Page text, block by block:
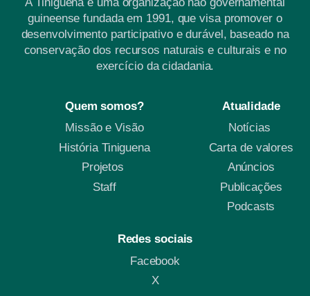
guineense fundada em 1991, que visa promover o
desenvolvimento participativo e durável, baseado na
conservação dos recursos naturais e culturais e no
exercício da cidadania.
Quem somos?
Missão e Visão
História Tiniguena
Projetos
Staff
Atualidade
Notícias
Carta de valores
Anúncios
Publicações
Podcasts
Redes sociais
Facebook
X